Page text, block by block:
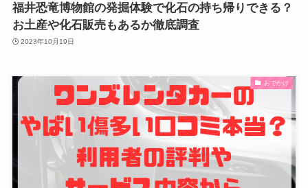
福井恐竜博物館の発掘体験で化石の持ち帰りできる？
お土産や化石販売もあるか徹底調査
2023年10月19日
おでかけ